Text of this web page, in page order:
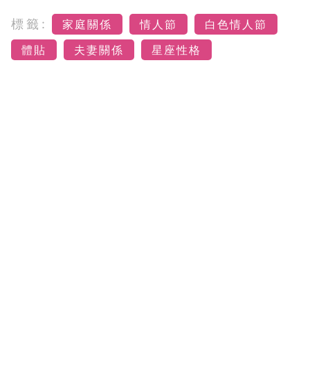
標籤: 家庭關係 情人節
白色情人節
體貼
夫妻關係 星座性格